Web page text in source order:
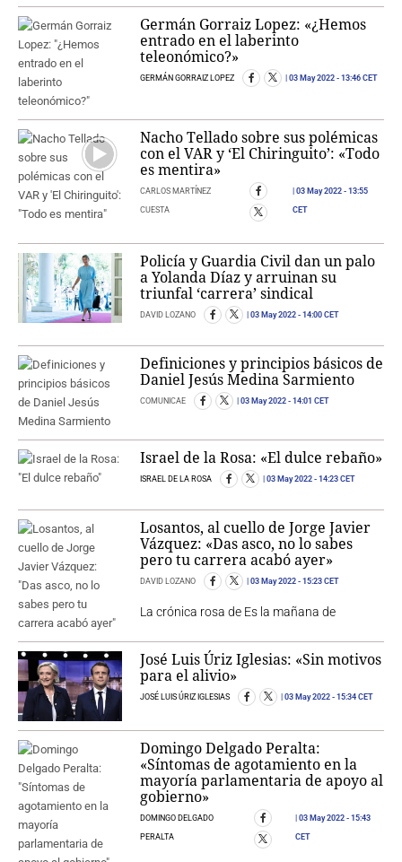
Germán Gorraiz Lopez: «¿Hemos
entrado en el laberinto
teleonómico?»
GERMÁN GORRAIZ LOPEZ 03 May 2022 - 13:46 CET
Nacho Tellado sobre sus polémicas
con el VAR y ‘El Chiringuito’: «Todo
es mentira»
CARLOS MARTÍNEZ
CUESTA
03 May 2022- 13:55
CET
Policía y Guardia Civil dan un palo
a Yolanda Díaz y arruinan su
triunfal ‘carrera’ sindical
DAVID LOZANO 03 May 2022 - 14:00 CET
Definiciones y principios básicos de
Daniel Jesús Medina Sarmiento
COMUNICAE 03 May 2022 - 14:01 CET
Israel de la Rosa: «El dulce rebaño»
ISRAEL DE LA ROSA 03 May 2022 - 14:23 CET
Losantos, al cuello de Jorge Javier
Vázquez: «Das asco, no lo sabes
pero tu carrera acabó ayer»
DAVID LOZANO 03 May 2022 - 15:23 CET
La crónica rosa de Es la mañana de
José Luis Úriz Iglesias: «Sin motivos
para el alivio»
JOSÉ LUIS ÚRIZ IGLESIAS 03 May 2022 - 15:34 CET
Domingo Delgado Peralta:
«Síntomas de agotamiento en la
mayoría parlamentaria de apoyo al
gobierno»
DOMINGO DELGADO
PERALTA
03 May 2022- 15:43
CET